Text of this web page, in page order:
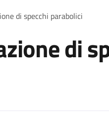
di specchi parabolici
di